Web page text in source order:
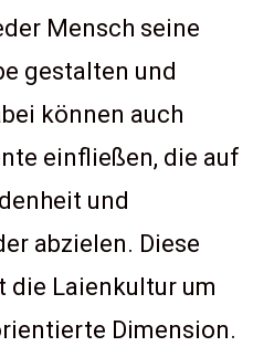
Mensch seine
gestalten und
können auch
einfließen, die auf
und
abzielen. Diese
die Laienkultur um
Dimension.